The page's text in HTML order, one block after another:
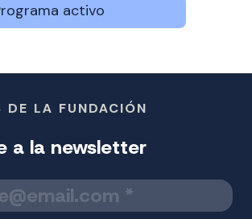
activo
DE LA FUNDACIÓN
a la newsletter